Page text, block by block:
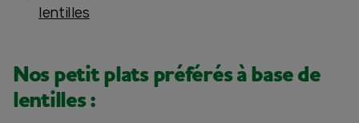
lentilles
Nos petit plats préférés à base de
lentilles :